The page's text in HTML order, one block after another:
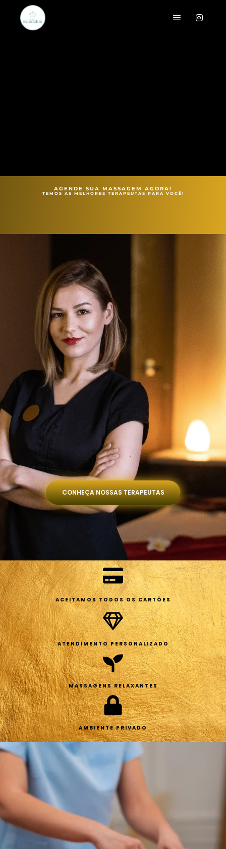
AGENDE SUA MASSAGEM AGORA!
TEMOS AS MELHORES TERAPEUTAS PARA VOCÊ!
CONHEÇA NOSSAS TERAPEUTAS
ACEITAMOS TODOS OS CARTÕES
ATENDIMENTO PERSONALIZADO
MASSAGENS RELAXANTES
AMBIENTE PRIVADO